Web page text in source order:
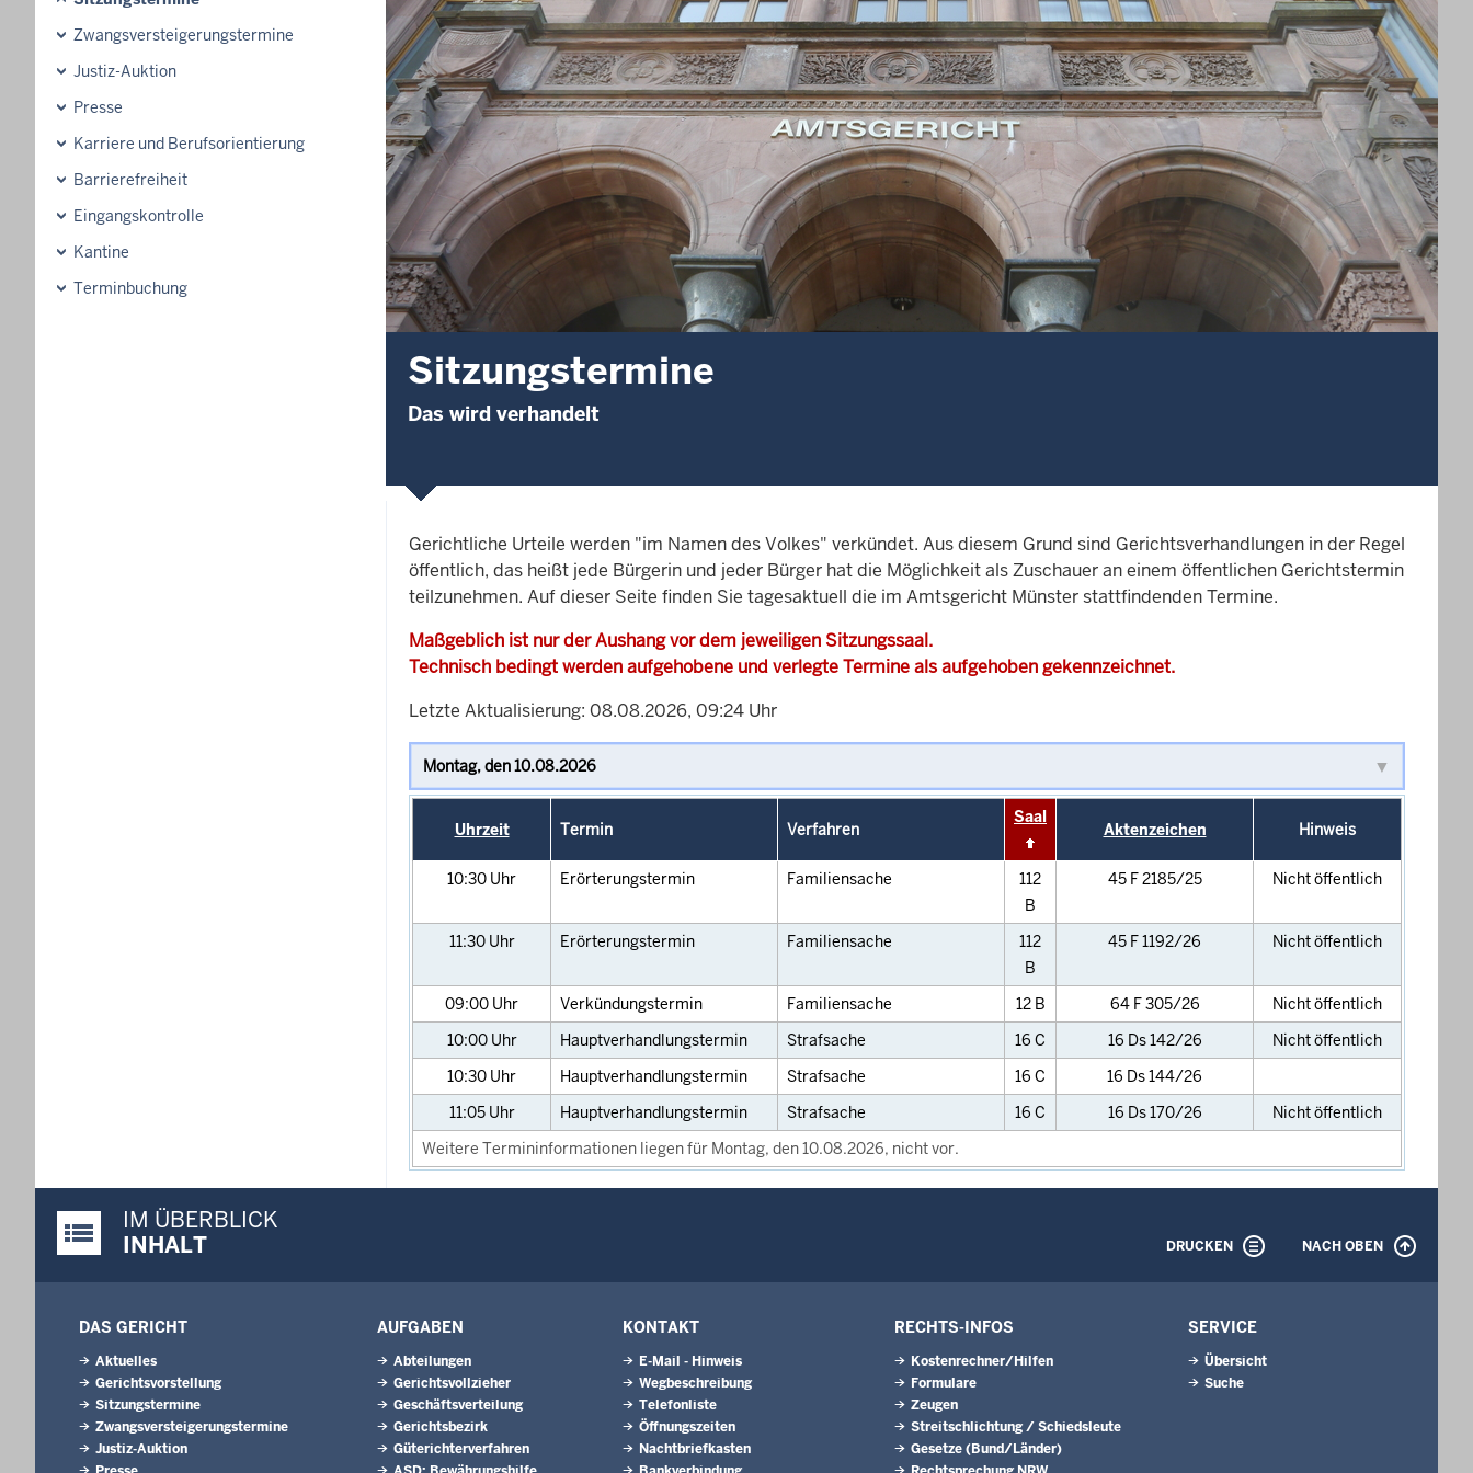
Zwangsversteigerungs­termine
Justiz-Auktion
Presse
Karriere und Berufsorientierung
Barrierefreiheit
Eingangskontrolle
Kantine
Terminbuchung
Sitzungstermine
Das wird verhandelt
Gerichtliche Urteile werden "im Namen des Volkes" verkündet. Aus diesem Grund sind Gerichtsverhandlungen in der Regel
öffentlich, das heißt jede Bürgerin und jeder Bürger hat die Möglichkeit als Zuschauer an einem öffentlichen Gerichtstermin
teilzunehmen. Auf dieser Seite finden Sie tagesaktuell die im Amtsgericht Münster stattfindenden Termine.
Maßgeblich ist nur der Aushang vor dem jeweiligen Sitzungssaal.
Technisch bedingt werden aufgehobene und verlegte Termine als aufgehoben gekennzeichnet.
Letzte Aktualisierung: 08.08.2026, 09:24 Uhr
Uhrzeit Termin Verfahren
Saal
Aktenzeichen Hinweis
10:30 Uhr Erörterungstermin Familiensache
112
B
45 F 2185/25 Nicht öffentlich
11:30 Uhr Erörterungstermin Familiensache
112
B
45 F 1192/26 Nicht öffentlich
09:00 Uhr Verkündungstermin Familiensache 12 B 64 F 305/26
Nicht öffentlich
10:00 Uhr Hauptverhandlungstermin Strafsache 16 C 16 Ds 142/26
Nicht öffentlich
10:30 Uhr Hauptverhandlungstermin Strafsache 16 C
16 Ds 144/26
11:05 Uhr Hauptverhandlungstermin Strafsache 16 C 16 Ds 170/26
Nicht öffentlich
Weitere Termininformationen liegen für Montag, den 10.08.2026, nicht vor.
Justiz-Portal im Überblick:
IM ÜBERBLICK
INHALT
DRUCKEN NACH OBEN
DAS GERICHT
Aktuelles
Gerichtsvorstellung
Sitzungstermine
Zwangsversteigerungs­termine
Justiz-Auktion
AUFGABEN
Abteilungen
Gerichtsvollzieher
Geschäftsverteilung
Gerichtsbezirk
Güterichterverfahren
KONTAKT
E-Mail - Hinweis
Wegbeschreibung
Telefonliste
Öffnungszeiten
Nachtbriefkasten
RECHTS-INFOS
Kostenrechner/Hilfen
Formulare
Zeugen
Streitschlichtung / Schiedsleute
Gesetze (Bund/Länder)
SERVICE
Übersicht
Suche